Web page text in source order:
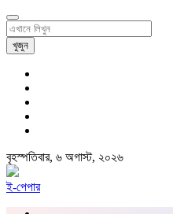
খুজুন
বৃহস্পতিবার, ৬ অগাস্ট, ২০২৬
ই-পেপার